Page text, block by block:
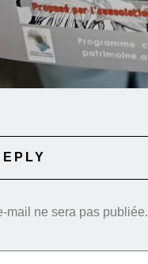
mail ne sera pas publiée.